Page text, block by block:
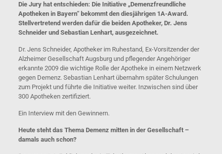
Die Jury hat entschieden: Die Initiative „Demenzfreundliche
Apotheken in Bayern“ bekommt den diesjährigen 1A-Award.
Stellvertretend werden dafür die beiden Apotheker, Dr. Jens
Schneider und Sebastian Lenhart, ausgezeichnet.
Dr. Jens Schneider, Apotheker im Ruhestand, Ex-Vorsitzender der
Alzheimer Gesellschaft Augsburg und pflegender Angehöriger
erkannte 2009 die wichtige Rolle der Apotheke in einem Netzwerk
gegen Demenz. Sebastian Lenhart übernahm später Schulungen
zum Projekt und führte die Initiative weiter. Inzwischen sind über
300 Apotheken zertifiziert.
Ein Interview mit den Gewinnern.
Heute steht das Thema Demenz mitten in der Gesellschaft –
damals auch schon?